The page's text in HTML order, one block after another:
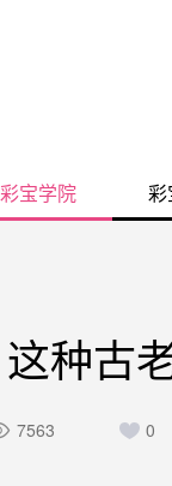
彩宝学院 彩
这种
7563 0